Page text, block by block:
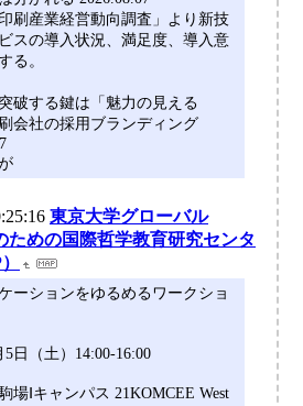
印刷産業経営動向調査」より新技
スの導入状況、満足度、導入意
る。
破する鍵は「魅力の見える
会社の採用ブランディング
東京大学グローバル
ための国際哲学教育研究センタ
ーションをゆるめるワークショ
5日（土）14:00-16:00
場Ⅰキャンパス 21KOMCEE West